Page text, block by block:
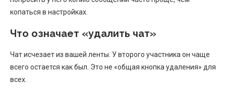
копаться в настройках.
Что означает «удалить чат»
Чат исчезает из вашей ленты. У второго участника он чаще
всего остается как был. Это не «общая кнопка удаления» для
всех.